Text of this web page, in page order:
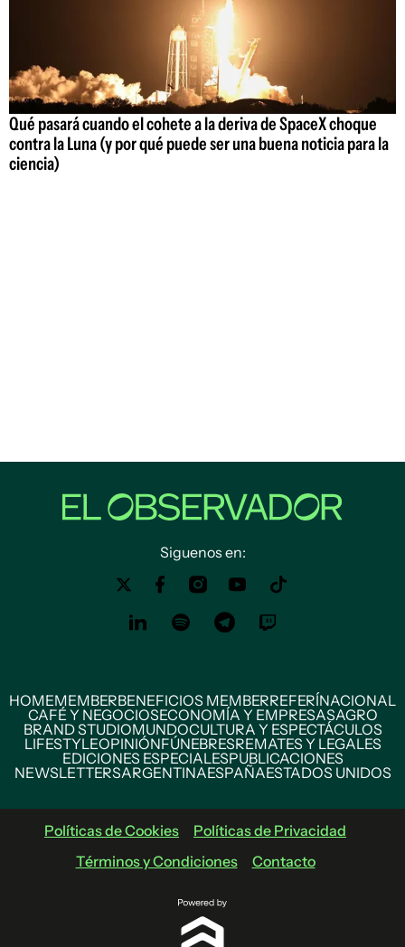
Qué pasará cuando el cohete a la deriva de SpaceX choque
contra la Luna (y por qué puede ser una buena noticia para la
ciencia)
Siguenos en:
HOMEMEMBERBENEFICIOS MEMBERREFERÍNACIONAL
CAFÉ Y NEGOCIOSECONOMÍA Y EMPRESASAGRO
BRAND STUDIOMUNDOCULTURA Y ESPECTÁCULOS
LIFESTYLEOPINIÓNFÚNEBRESREMATES Y LEGALES
EDICIONES ESPECIALESPUBLICACIONES
NEWSLETTERSARGENTINAESPAÑAESTADOS UNIDOS
Políticas de Cookies
Políticas de Privacidad
Términos y Condiciones
Contacto